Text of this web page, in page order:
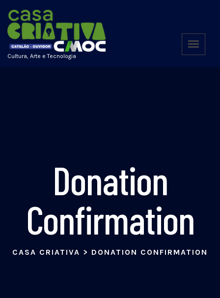
Cultura, Arte e Tecnologia
Donation
Confirmation
CASA CRIATIVA > DONATION CONFIRMATION